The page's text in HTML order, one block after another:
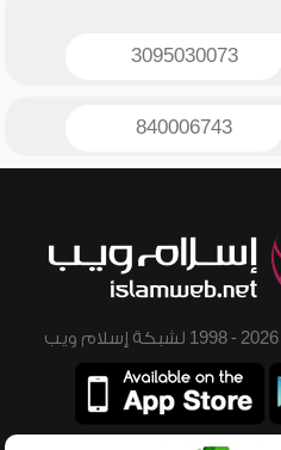
3095030073
840006743